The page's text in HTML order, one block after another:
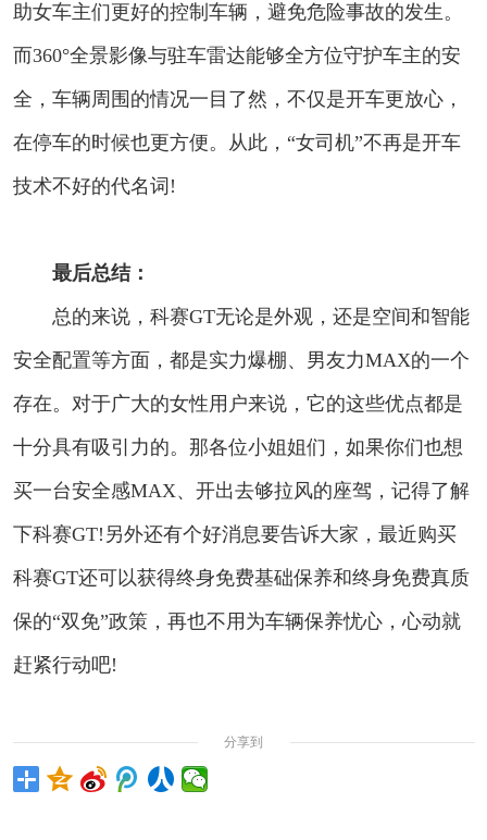
助女车主们更好的控制车辆，避免危险事故的发生。
而360°全景影像与驻车雷达能够全方位守护车主的安
全，车辆周围的情况一目了然，不仅是开车更放心，
在停车的时候也更方便。从此，“女司机”不再是开车
技术不好的代名词!
最后总结：
总的来说，科赛GT无论是外观，还是空间和智能
安全配置等方面，都是实力爆棚、男友力MAX的一个
存在。对于广大的女性用户来说，它的这些优点都是
十分具有吸引力的。那各位小姐姐们，如果你们也想
买一台安全感MAX、开出去够拉风的座驾，记得了解
下科赛GT!另外还有个好消息要告诉大家，最近购买
科赛GT还可以获得终身免费基础保养和终身免费真质
保的“双免”政策，再也不用为车辆保养忧心，心动就
赶紧行动吧!
分享到